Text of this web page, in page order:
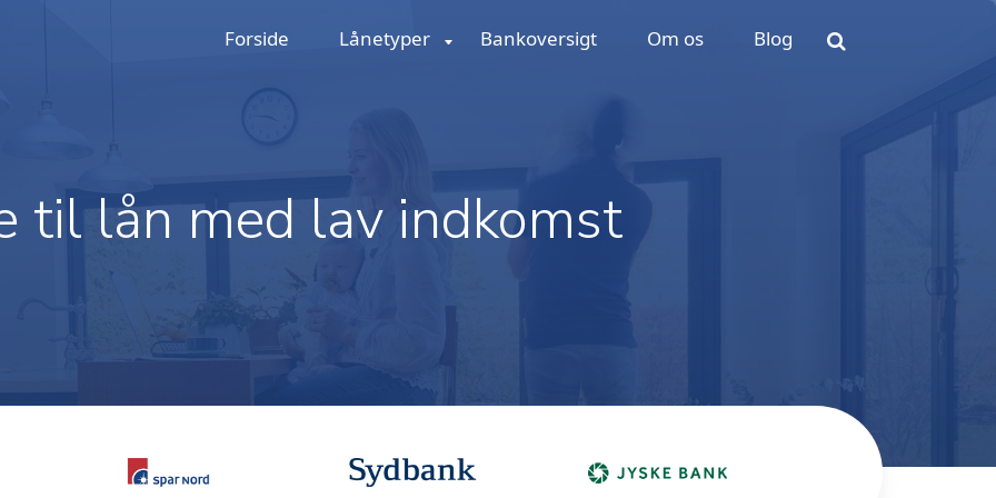
Forside Lånetyper Bankoversigt Om os Blog
til lån med lav indkomst